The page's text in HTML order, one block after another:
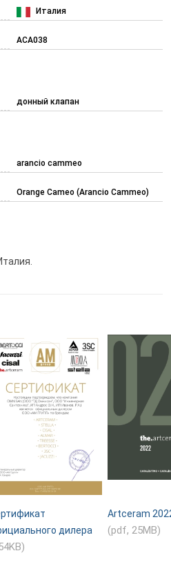
Италия
ACA038
донный клапан
arancio cammeo
Orange Cameo (Arancio Cammeo)
дилера
Artceram
(pdf, 25MB)